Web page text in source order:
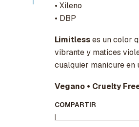
• Xileno
• DBP
Limitlesses un color
vibrante y matices
cualquier manicure en
Vegano • Cruelty
COMPARTIR
|